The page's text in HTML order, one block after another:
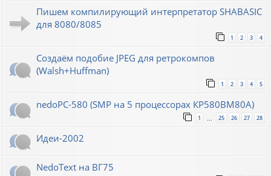
Пишем компилирующий интерпретатор SHABASIC
для 8080/8085
1 2 3 4
Создаём подобие JPEG для ретрокомпов
(Walsh+Huffman)
1 2 3 4 5
nedoPC-580 (SMP на 5 процессорах КР580ВМ80А)
1 25 26 27 28
Идеи-2002
NedoText на ВГ75